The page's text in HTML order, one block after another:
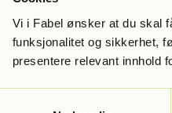
Vi i Fabel ønsker at du skal
funksjonalitet og sikkerhet,
presentere relevant innhold
Application